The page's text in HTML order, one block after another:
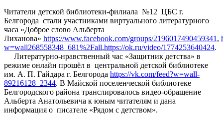
Читатели детской библиотеки-филиала №12 ЦБС г.
Белгорода стали участниками виртуального литературного
часа «Доброе слово Альберта
Лиханова» https://www.facebook.com/groups/2196017490459341,
w=wall268558348_681%2Fall,https://ok.ru/video/1774253640424.
Литературно-нравственный час «Защитник детства» в
режиме онлайн прошёл в центральной детской библиотеке
им. А. П. Гайдара г. Белгорода https://vk.com/feed?w=wall-
89216128_2344. В Майской поселенческой библиотеке
Белгородского района транслировалось видео-обращение
Альберта Анатольевича к юным читателям и дана
информация о писателе «Рядом с детством».